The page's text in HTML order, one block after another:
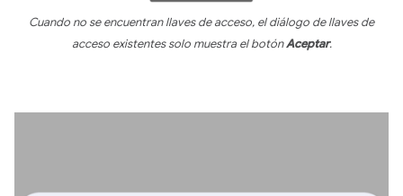
Cuando no se encuentran llaves de acceso, el diálogo de llaves de
acceso existentes solo muestra el botónAceptar.